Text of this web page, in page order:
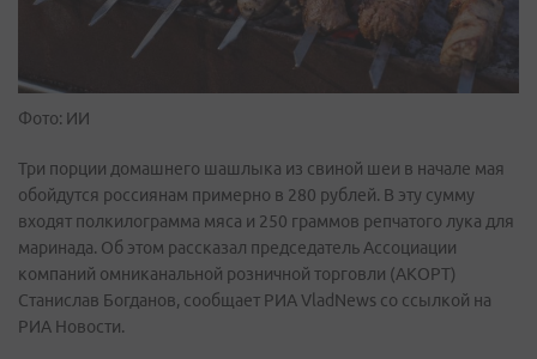
Фото: ИИ
Три порции домашнего шашлыка из свиной шеи в начале мая
обойдутся россиянам примерно в 280 рублей. В эту сумму
входят полкилограмма мяса и 250 граммов репчатого лука для
маринада. Об этом рассказал председатель Ассоциации
компаний омниканальной розничной торговли (АКОРТ)
Станислав Богданов, сообщает РИА VladNews со ссылкой на
РИА Новости.